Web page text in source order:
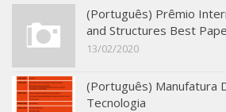
(Português) Prêmio
and Structures Best
13/02/2020
(Português) Manufatura
Tecnologia